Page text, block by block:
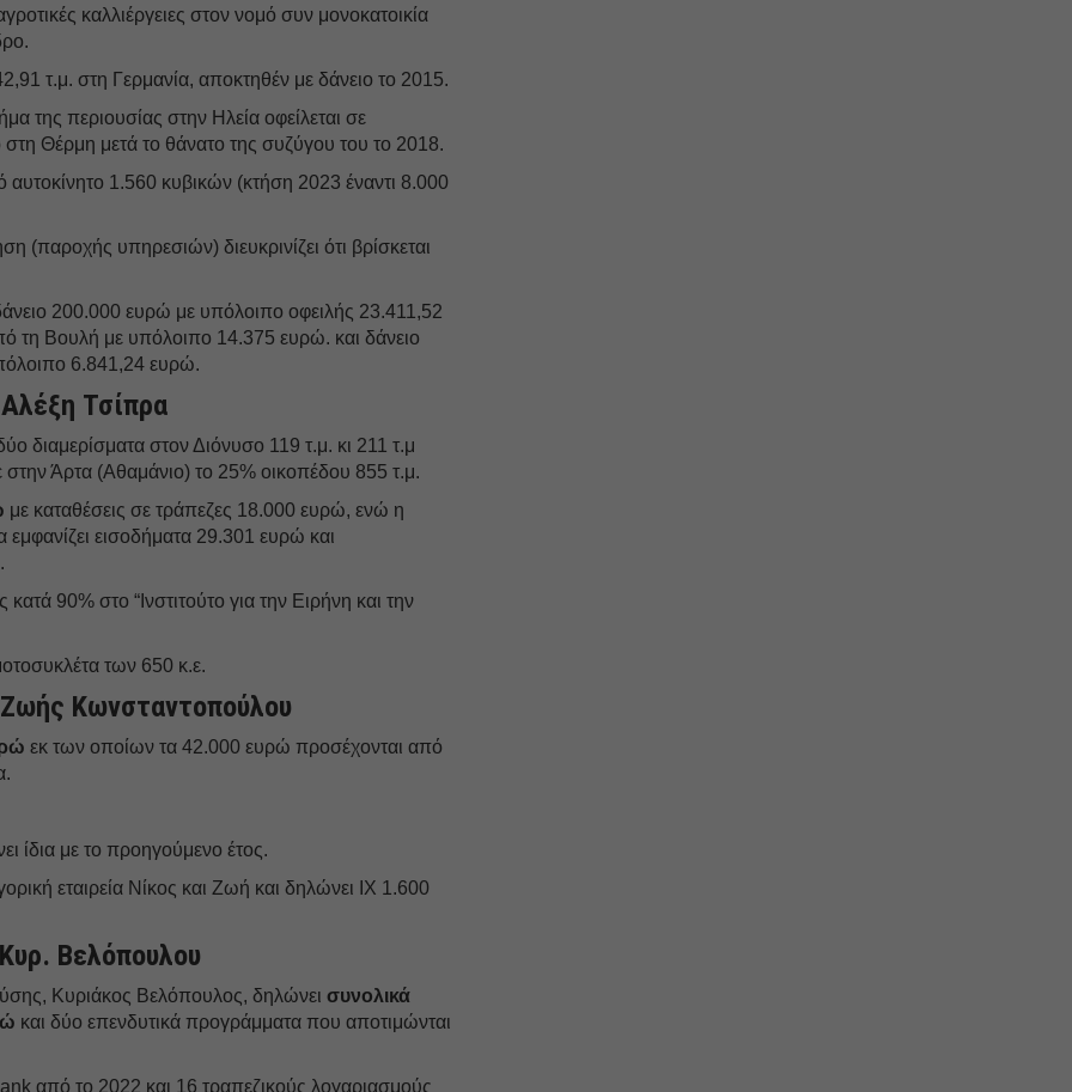
καλλιέργειες στον νομό συν μονοκατοικία
τ.μ. στη Γερμανία, αποκτηθέν με δάνειο το 2015.
της περιουσίας στην Ηλεία οφείλεται σε
Θέρμη μετά το θάνατο της συζύγου του το 2018.
αυτοκίνητο 1.560 κυβικών (κτήση 2023 έναντι 8.000
(παροχής υπηρεσιών) διευκρινίζει ότι βρίσκεται
200.000 ευρώ με υπόλοιπο οφειλής 23.411,52
τη Βουλή με υπόλοιπο 14.375 ευρώ. και δάνειο
6.841,24 ευρώ.
Τσίπρα
διαμερίσματα στον Διόνυσο 119 τ.μ. κι 211 τ.μ
στην Άρτα (Αθαμάνιο) το 25% οικοπέδου 855 τ.μ.
με καταθέσεις σε τράπεζες 18.000 ευρώ, ενώ η
εισοδήματα 29.301 ευρώ και
90% στο “Ινστιτούτο για την Ειρήνη και την
των 650 κ.ε.
Κωνσταντοπούλου
εκ των οποίων τα 42.000 ευρώ προσέχονται από
ίδια με το προηγούμενο έτος.
εταιρεία Νίκος και Ζωή και δηλώνει ΙΧ 1.600
Βελόπουλου
Κυριάκος Βελόπουλος, δηλώνεισυνολικά
και δύο επενδυτικά προγράμματα που αποτιμώνται
από το 2022 και 16 τραπεζικούς λογαριασμούς